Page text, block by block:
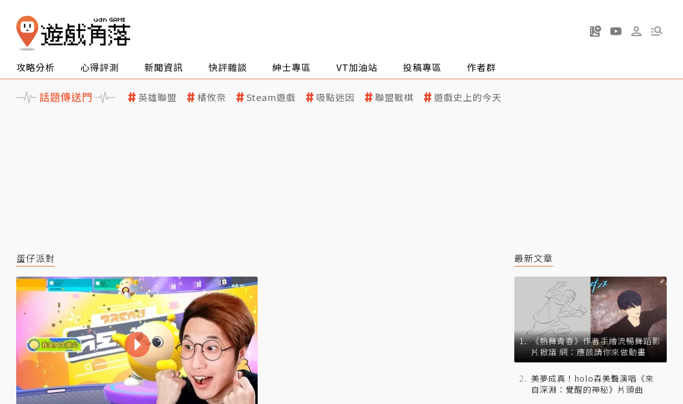
攻略分析 心得評測 新聞資訊 快評雜談 紳士專區 VT加油站 投稿專區 作者群
話題傳送門 英雄聯盟 橘攸奈 Steam遊戲 吸點迷因 聯盟戰棋 遊戲史上的今天
蛋仔派對 最新文章
《熱舞青春》作者手繪流暢舞蹈影
片掀議 網：應該請你來做動畫
美夢成真！holo森美聲演唱《來
自深淵：覺醒的神秘》片頭曲